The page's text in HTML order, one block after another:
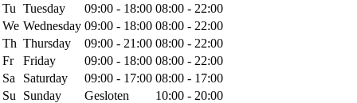
Tu Tuesday 09:00 - 18:00 08:00 - 22:00
We Wednesday 09:00 - 18:00 08:00 - 22:00
Th Thursday 09:00 - 21:00 08:00 - 22:00
Fr
Friday 09:00 - 18:00 08:00 - 22:00
Sa
Saturday 09:00 - 17:00 08:00 - 17:00
Su
Sunday Gesloten
10:00 - 20:00